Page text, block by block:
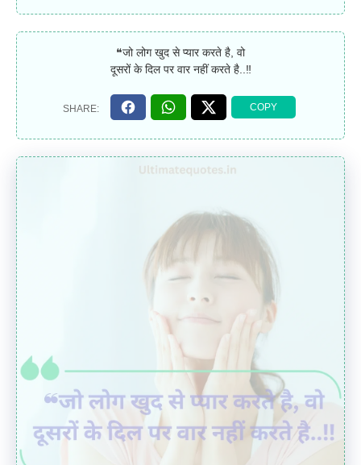
❝जो लोग खुद से प्यार करते है, वो
दूसरों के दिल पर वार नहीं करते है..‼